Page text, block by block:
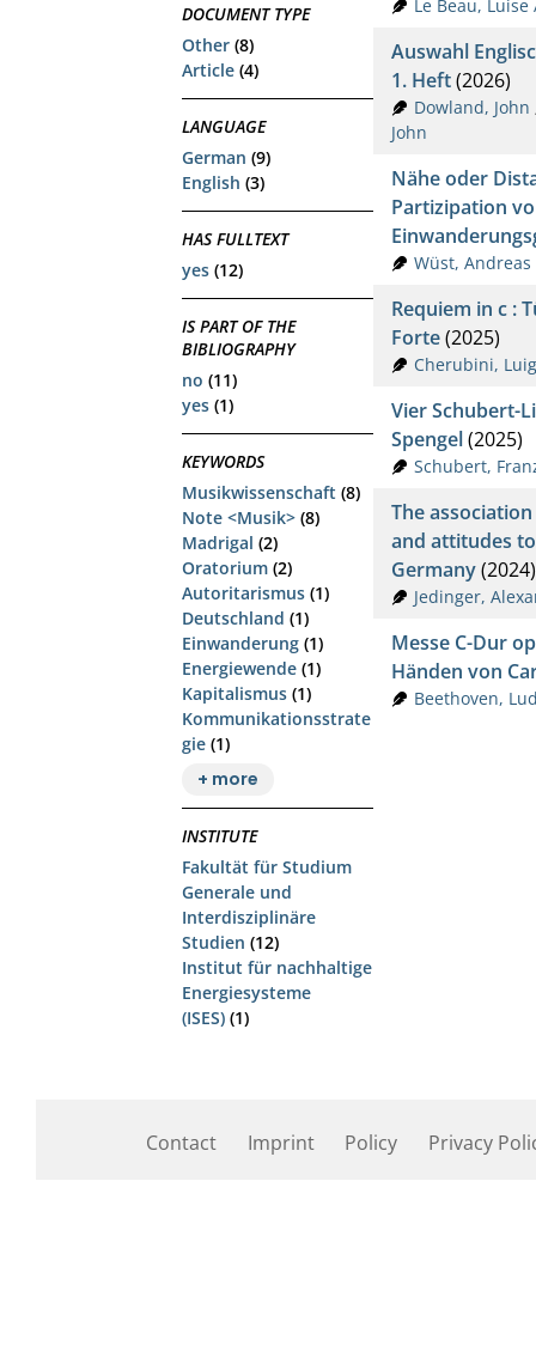
DOCUMENT TYPE
Other (8)
Article (4)
LANGUAGE
German (9)
English (3)
HAS FULLTEXT
yes (12)
IS PART OF THE
BIBLIOGRAPHY
no (11)
yes (1)
KEYWORDS
Musikwissenschaft (8)
Note <Musik> (8)
Madrigal (2)
Oratorium (2)
Autoritarismus (1)
Deutschland (1)
Einwanderung (1)
Energiewende (1)
Kapitalismus (1)
Kommunikationsstrate
gie (1)
+ more
INSTITUTE
Fakultät für Studium
Generale und
Interdisziplinäre
Studien (12)
Institut für nachhaltige
Energiesysteme
(ISES) (1)
Le Beau,
Auswahl
1. Heft(2026)
Dowland, John
John
Nähe oder
Partizipation
Wüst, Andreas
Requiem in c :
Forte(2025)
Cherubini,
Vier Schubert-
Spengel(2025)
Schubert,
The
and attitudes
Germany(2024)
Jedinger,
Messe C-Dur
Händen von
Beethoven,
Contact Imprint Policy Privacy